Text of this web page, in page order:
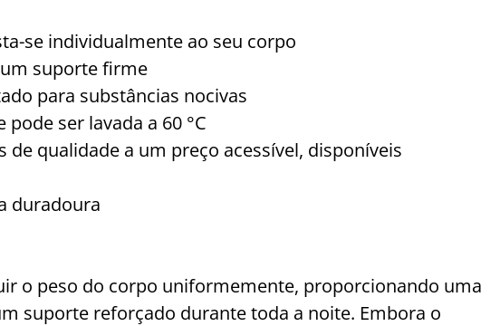
se individualmente ao seu corpo
suporte firme
para substâncias nocivas
pode ser lavada a 60 °C
de qualidade a um preço acessível, disponíveis
duradoura
o peso do corpo uniformemente, proporcionando uma
suporte reforçado durante toda a noite. Embora o